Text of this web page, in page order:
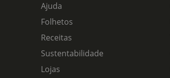
Ajuda
Folhetos
Receitas
Sustentabilidade
Lojas